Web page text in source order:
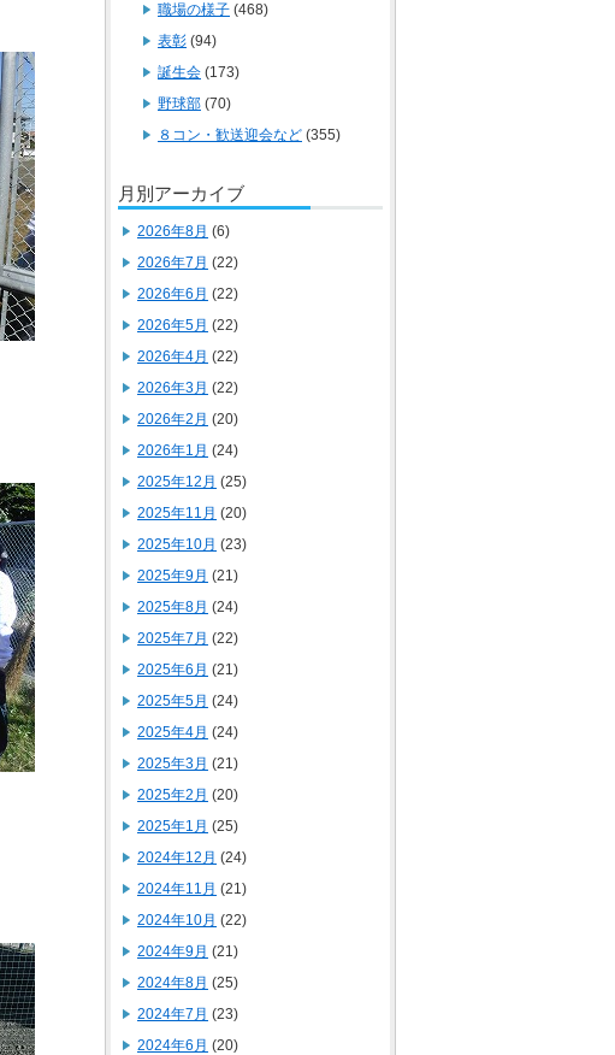
職場の様子 (468)
表彰 (94)
誕生会 (173)
野球部 (70)
８コン・歓送迎会など (355)
月別アーカイブ
2026年8月 (6)
2026年7月 (22)
2026年6月 (22)
2026年5月 (22)
2026年4月 (22)
2026年3月 (22)
2026年2月 (20)
2026年1月 (24)
2025年12月 (25)
2025年11月 (20)
2025年10月 (23)
2025年9月 (21)
2025年8月 (24)
2025年7月 (22)
2025年6月 (21)
2025年5月 (24)
2025年4月 (24)
2025年3月 (21)
2025年2月 (20)
2025年1月 (25)
2024年12月 (24)
2024年11月 (21)
2024年10月 (22)
2024年9月 (21)
2024年8月 (25)
2024年7月 (23)
2024年6月 (20)